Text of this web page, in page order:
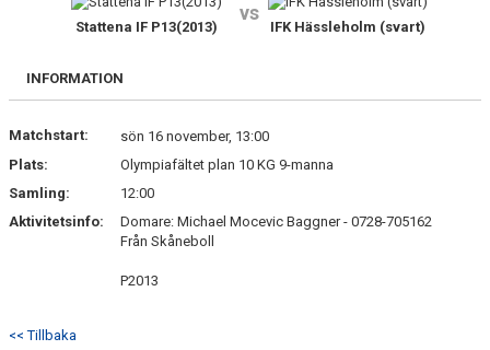
KALENDER
Stattena IF P13(2013)
vs
IFK Hässleholm (svart)
INFORMATION
Matchstart:
sön 16 november, 13:00
Plats:
Olympiafältet plan 10 KG 9-manna
Samling:
12:00
Aktivitetsinfo:
Domare: Michael Mocevic Baggner - 0728-705162
Från Skåneboll
P2013
<< Tillbaka